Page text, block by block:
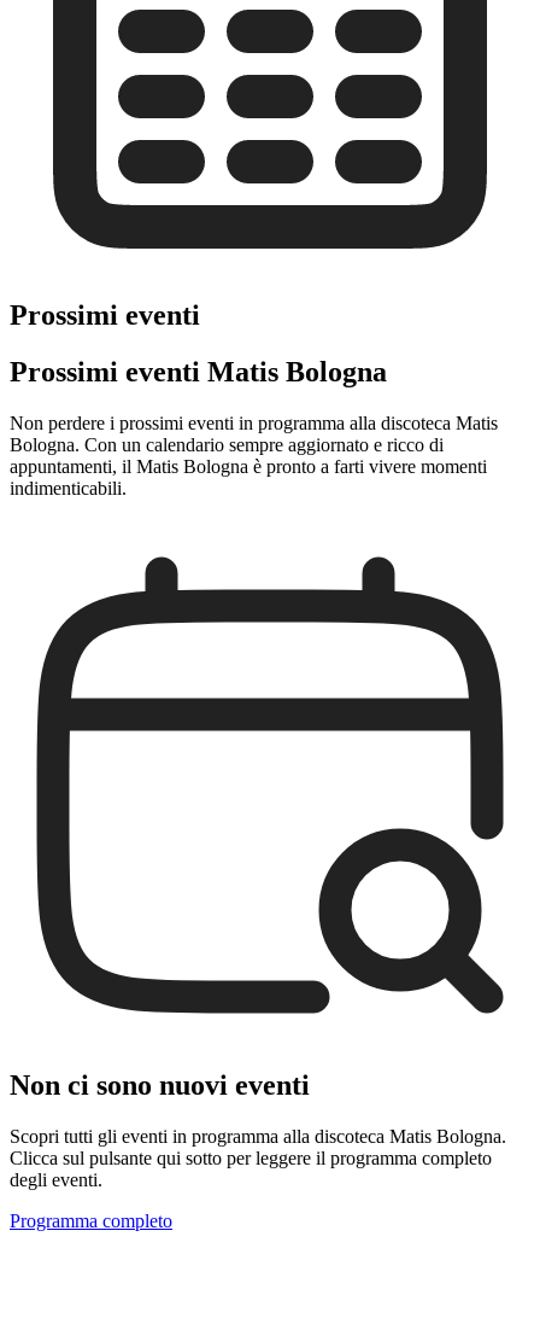
Prossimi eventi
Prossimi eventi Matis Bologna
Non perdere i prossimi eventi in programma alla discoteca Matis
Bologna. Con un calendario sempre aggiornato e ricco di
appuntamenti, il Matis Bologna è pronto a farti vivere momenti
indimenticabili.
Non ci sono nuovi eventi
Scopri tutti gli eventi in programma alla discoteca Matis Bologna.
Clicca sul pulsante qui sotto per leggere il programma completo
degli eventi.
Programma completo